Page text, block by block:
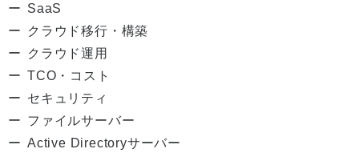
SaaS
クラウド移行・構築
クラウド運用
TCO・コスト
セキュリティ
ファイルサーバー
Active Directoryサーバー